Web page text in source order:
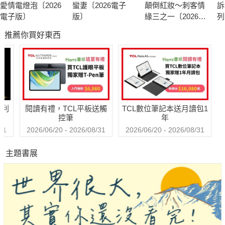
愛情電燈泡〔2026
電子版〕
蠻妻〔2026電子
版〕
顛倒紅妝～刺客情
緣三之一〔2026電
推薦你買好東西
閱讀有禮，TCL平板送觸
控筆
2026/06/20 - 2026/08/31
TCL數位筆記本送月讀包1
年
2026/06/20 - 2026/08/31
主題書展